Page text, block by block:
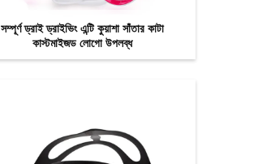
সম্পূর্ণ ড্রাই ড্রাইভিং এন্টি কুয়াশা সাঁতার কাটা
কাস্টমাইজড লোগো উপলব্ধ